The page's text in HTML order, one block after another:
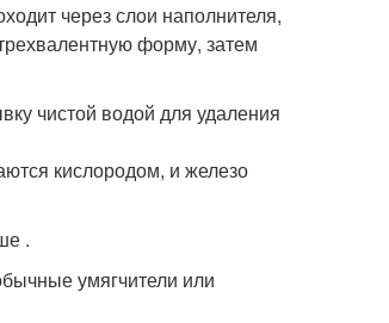
через слои наполнителя,
форму, затем
чистой водой для удаления
кислородом, и железо
.
умягчители или